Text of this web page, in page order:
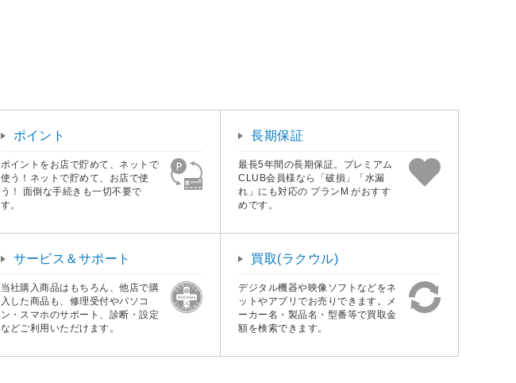
ポイント
ポイントをお店で貯めて、ネットで
使う！ネットで貯めて、お店で使
う！ 面倒な手続きも一切不要で
す。
長期保証
最長5年間の長期保証。プレミアム
CLUB会員様なら「破損」「水漏
れ」にも対応の プランM がおすす
めです。
サービス＆サポート
当社購入商品はもちろん、他店で購
入した商品も、修理受付やパソコ
ン・スマホのサポート、診断・設定
などご利用いただけます。
買取(ラクウル)
デジタル機器や映像ソフトなどをネ
ットやアプリでお売りできます。メ
ーカー名・製品名・型番等で買取金
額を検索できます。